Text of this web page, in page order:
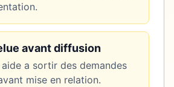
avant diffusion
aide a sortir des demandes
mise en relation.